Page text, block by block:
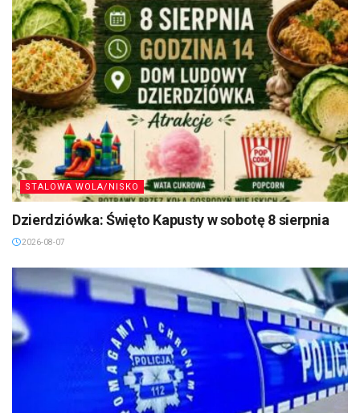
STALOWA WOLA/NISKO
Dzierdziówka: Święto Kapusty w sobotę 8 sierpnia
2026-08-07